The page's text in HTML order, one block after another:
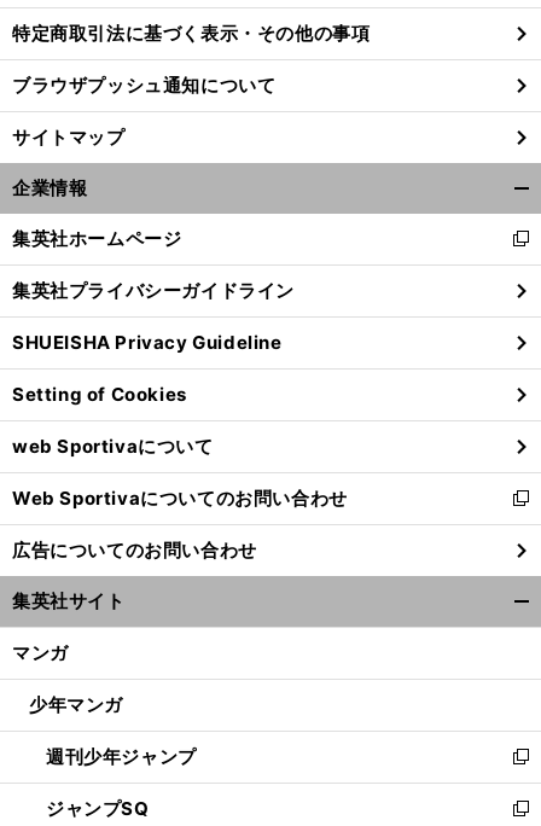
特定商取引法に基づく表示・その他の事項
ブラウザプッシュ通知について
サイトマップ
企業情報
閉
る
集英社ホームページ
新
し
い
ウ
ィ
ン
ド
ウ
で
開
く
集英社プライバシーガイドライン
SHUEISHA Privacy Guideline
Setting of Cookies
web Sportivaについて
Web Sportivaについてのお問い合わせ
新
し
い
ウ
ィ
ン
ウ
開
く
広告についてのお問い合わせ
集英社サイト
マンガ
少年マンガ
週刊少年ジャンプ
新
し
い
ジャンプSQ
新